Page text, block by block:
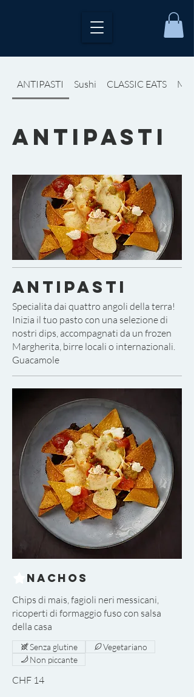
ANTIPASTI Sushi CLASSIC EATS
ANTIPASTI
ANTIPASTI
Specialita dai quattro angoli della terra!
Inizia il tuo pasto con una selezione di
nostri dips, accompagnati da un frozen
Margherita, birre locali o internazionali.
Guacamole
Nachos
Chips di mais, fagioli neri messicani,
ricoperti di formaggio fuso con salsa
CHF 14
Senza glutine
Vegetariano
Non piccante